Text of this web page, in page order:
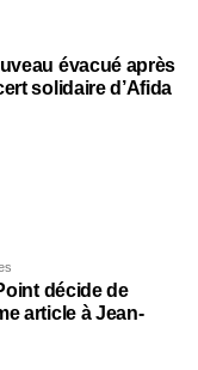
évacué après
solidaire d’Afida
décide de
article à Jean-